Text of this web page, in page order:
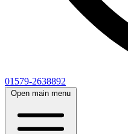
01579-2638892
Open main menu